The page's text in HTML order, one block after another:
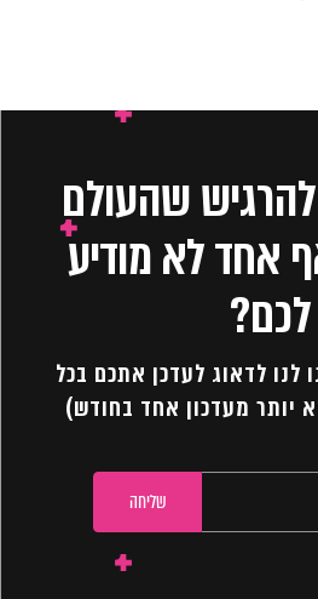
שהעולם
אחד לא מודיע
לכם?
לנו לדאוג לעדכן אתכם בכל
מעדכון אחד בחודש)